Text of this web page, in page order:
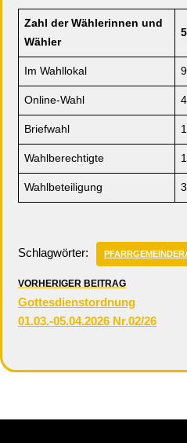
Zahl der Wählerinnen und
Wähler
Im Wahllokal
Online-Wahl
Briefwahl
Wahlberechtigte
Wahlbeteiligung
Schlagwörter:
VORHERIGER BEITRAG
Gottesdienstordnung
01.03.-05.04.2026 Nr.02/26